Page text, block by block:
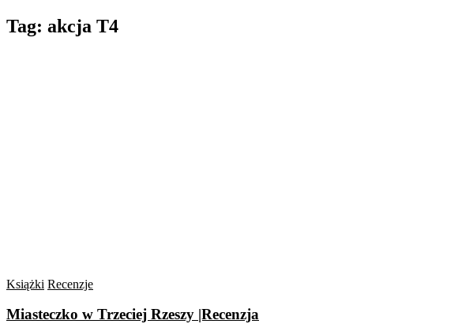
Tag: akcja T4
Książki Recenzje
Miasteczko w Trzeciej Rzeszy |Recenzja